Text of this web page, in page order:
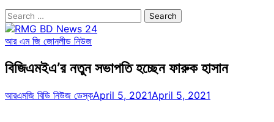
Search
for:
আর এম জি জোনলীড নিউজ
বিজিএমইএ’র নতুন সভাপতি হচ্ছেন ফারুক হাসান
আরএমজি বিডি নিউজ ডেস্কApril 5, 2021April 5, 2021